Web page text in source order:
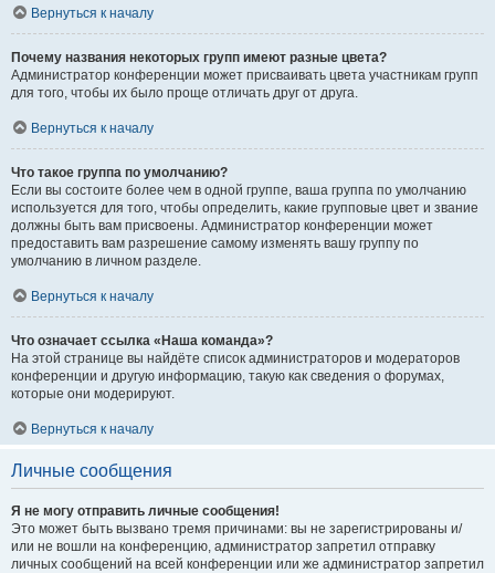
Вернуться к началу
Почему названия некоторых групп имеют разные цвета?
Администратор конференции может присваивать цвета участникам групп
для того, чтобы их было проще отличать друг от друга.
Вернуться к началу
Что такое группа по умолчанию?
Если вы состоите более чем в одной группе, ваша группа по умолчанию
используется для того, чтобы определить, какие групповые цвет и звание
должны быть вам присвоены. Администратор конференции может
предоставить вам разрешение самому изменять вашу группу по
умолчанию в личном разделе.
Вернуться к началу
Что означает ссылка «Наша команда»?
На этой странице вы найдёте список администраторов и модераторов
конференции и другую информацию, такую как сведения о форумах,
которые они модерируют.
Вернуться к началу
Личные сообщения
Я не могу отправить личные сообщения!
Это может быть вызвано тремя причинами: вы не зарегистрированы и/
или не вошли на конференцию, администратор запретил отправку
личных сообщений на всей конференции или же администратор запретил